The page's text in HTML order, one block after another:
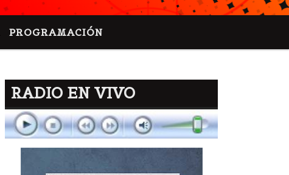
PROGRAMACIÓN
RADIO EN VIVO